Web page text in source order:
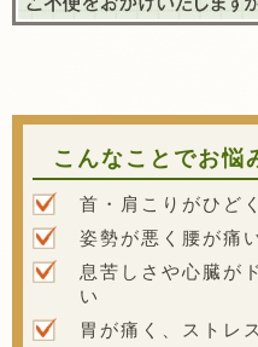
こんなことでお悩
首・肩こりがひど
姿勢が悪く腰が痛
息苦しさや心臓が
い
胃が痛く、ストレ